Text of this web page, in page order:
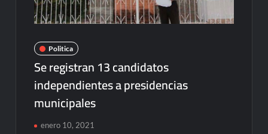
Politica
Se registran 13 candidatos
independientes a presidencias
municipales
enero 10, 2021